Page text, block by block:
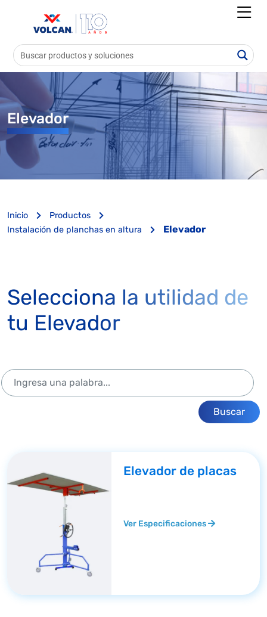
Elevador
Inicio
Productos
Instalación de planchas en altura
Elevador
Selecciona la utilidad de
tu Elevador
Buscar
Elevador de placas
Ver Especificaciones